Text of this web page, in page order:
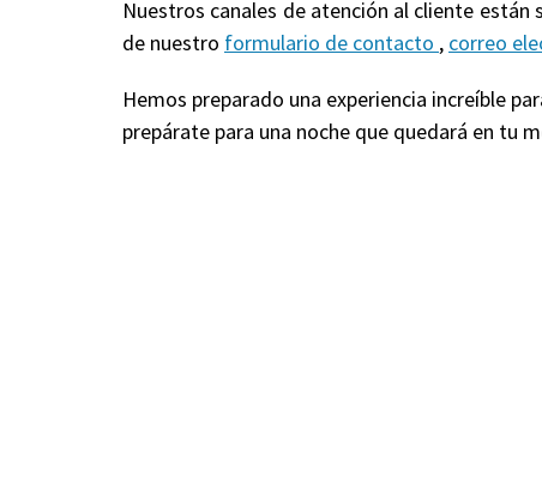
Nuestros canales de atención al cliente
de nuestro formulario de contacto , correo
Hemos preparado una experiencia increíble
prepárate para una noche que quedará en tu